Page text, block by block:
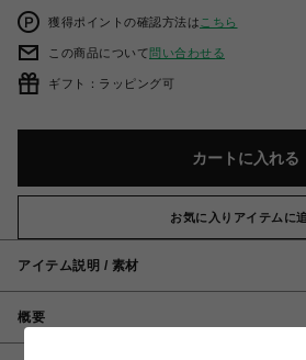
獲得ポイントの確認方法は こちら
この商品について問い合わせる
ギフト：ラッピング可
カートに入れる
お気に入りアイテムに
アイテム説明 / 素材
概要